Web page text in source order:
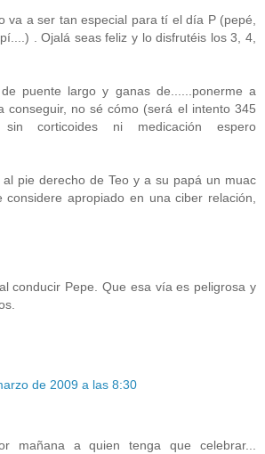
va a ser tan especial para tí el día P (pepé,
. Ojalá seas feliz y lo disfrutéis los 3, 4,
puente largo y ganas de......ponerme a
conseguir, no sé cómo (será el intento 345
corticoides ni medicación espero
al pie derecho de Teo y a su papá un muac
considere apropiado en una ciber relación,
conducir Pepe. Que esa vía es peligrosa y
de 2009 a las 8:30
mañana a quien tenga que celebrar...